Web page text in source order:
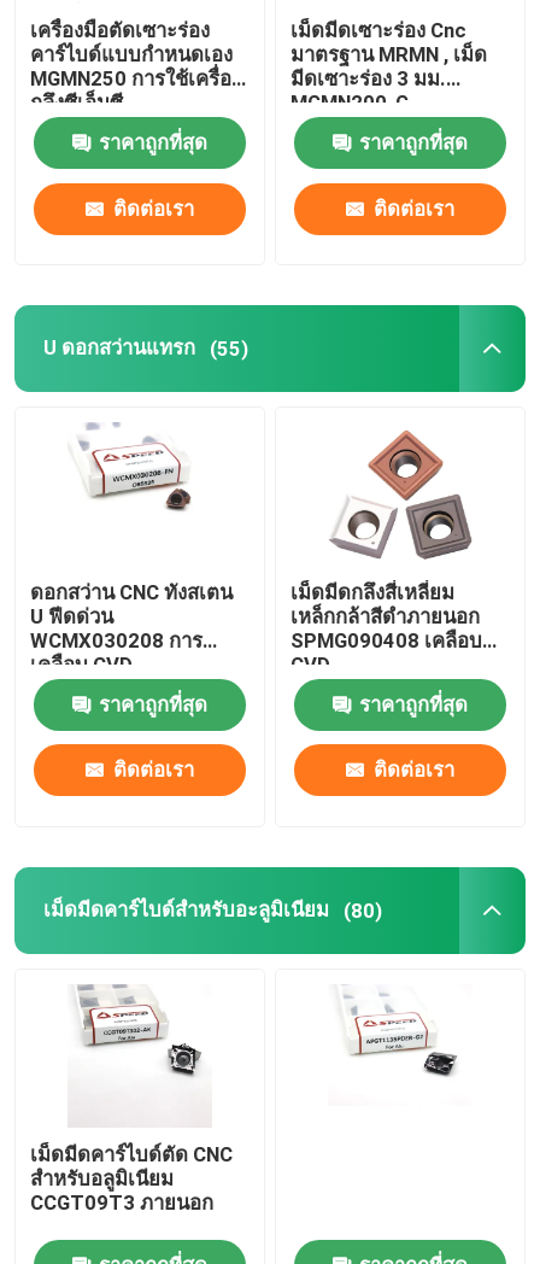
เครื่องมือตัดเซาะร่อง
คาร์ไบด์แบบกำหนดเอง
MGMN250 การใช้เครื่อง
กลึงซีเอ็นซี
ราคาถูกที่สุด
ติดต่อเรา
เม็ดมีดเซาะร่อง Cnc
มาตรฐาน MRMN , เม็ด
มีดเซาะร่อง 3 มม.
MGMN200-G
ราคาถูกที่สุด
ติดต่อเรา
U ดอกสว่านแทรก (55)
ดอกสว่าน CNC ทังสเตน
U ฟีดด่วน
WCMX030208 การ
เคลือบ CVD
ราคาถูกที่สุด
ติดต่อเรา
เม็ดมีดกลึงสี่เหลี่ยม
เหล็กกล้าสีดำภายนอก
SPMG090408 เคลือบ
CVD
ราคาถูกที่สุด
ติดต่อเรา
เม็ดมีดคาร์ไบด์สำหรับอะลูมิเนียม (80)
เม็ดมีดคาร์ไบด์ตัด CNC
สำหรับอลูมิเนียม
CCGT09T3 ภายนอก